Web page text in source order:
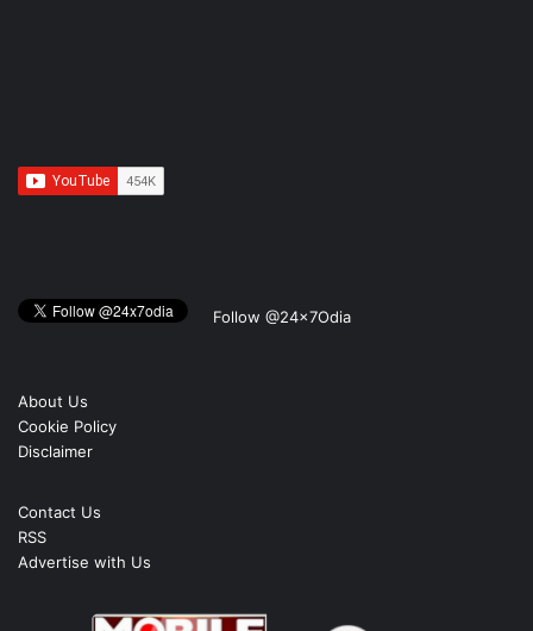
Follow @24x7Odia
About Us
Cookie Policy
Disclaimer
Contact Us
RSS
Advertise with Us